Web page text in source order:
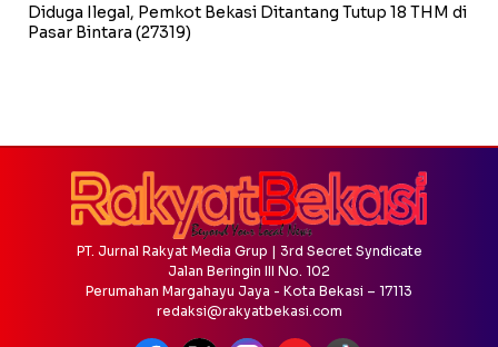
Diduga Ilegal, Pemkot Bekasi Ditantang Tutup 18 THM di
Pasar Bintara (27319)
PT. Jurnal Rakyat Media Grup | 3rd Secret Syndicate
Jalan Beringin III No. 102
Perumahan Margahayu Jaya - Kota Bekasi – 17113
redaksi@rakyatbekasi.com